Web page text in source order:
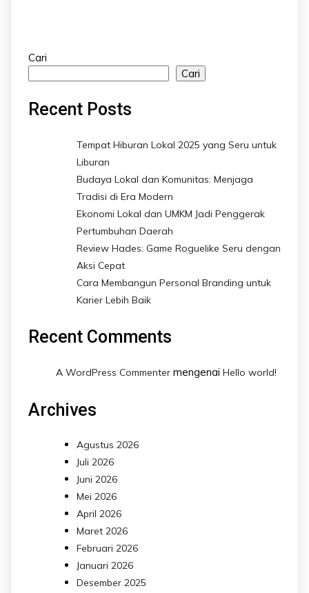
Cari
Cari
Recent Posts
Tempat Hiburan Lokal 2025 yang Seru untuk
Liburan
Budaya Lokal dan Komunitas: Menjaga
Tradisi di Era Modern
Ekonomi Lokal dan UMKM Jadi Penggerak
Pertumbuhan Daerah
Review Hades: Game Roguelike Seru dengan
Aksi Cepat
Cara Membangun Personal Branding untuk
Karier Lebih Baik
Recent Comments
A WordPress Commenter mengenai Hello world!
Archives
Agustus 2026
Juli 2026
Juni 2026
Mei 2026
April 2026
Maret 2026
Februari 2026
Januari 2026
Desember 2025